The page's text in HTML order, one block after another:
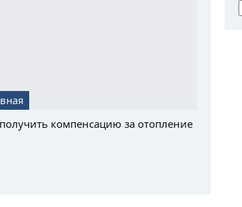
компенсацию за отопление